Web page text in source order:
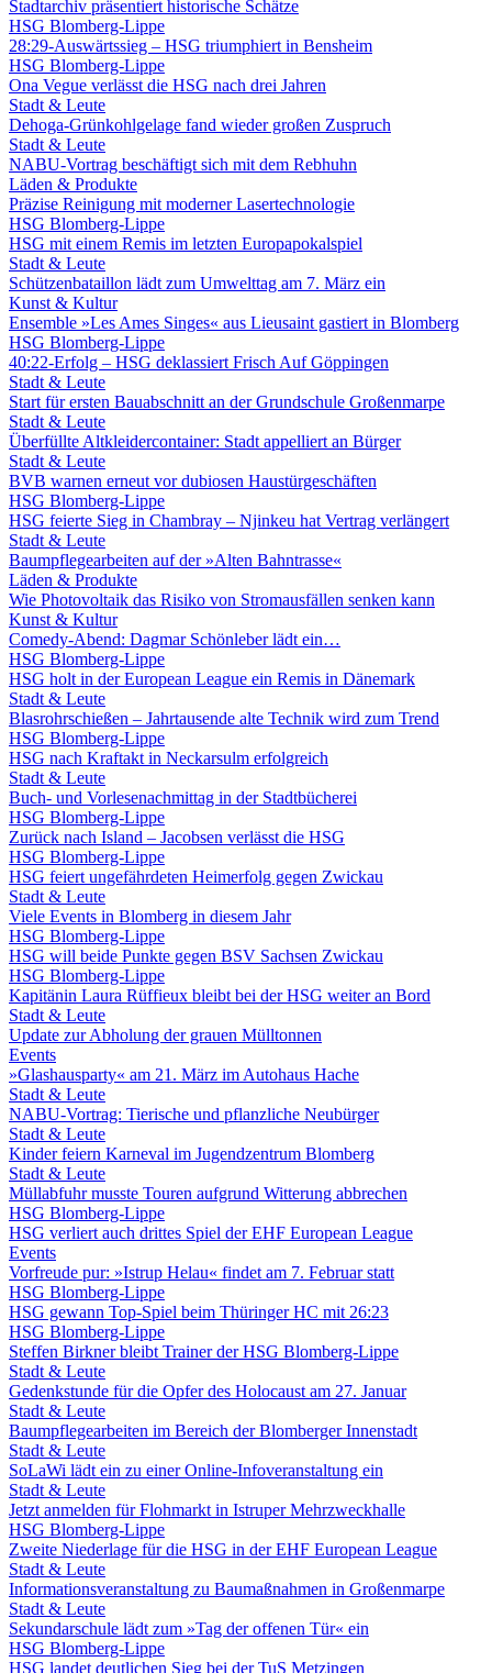
Stadtarchiv präsentiert historische Schätze
HSG Blomberg-Lippe
28:29-Auswärtssieg – HSG triumphiert in Bensheim
HSG Blomberg-Lippe
Ona Vegue verlässt die HSG nach drei Jahren
Stadt & Leute
Dehoga-Grünkohlgelage fand wieder großen Zuspruch
Stadt & Leute
NABU-Vortrag beschäftigt sich mit dem Rebhuhn
Läden & Produkte
Präzise Reinigung mit moderner Lasertechnologie
HSG Blomberg-Lippe
HSG mit einem Remis im letzten Europapokalspiel
Stadt & Leute
Schützenbataillon lädt zum Umwelttag am 7. März ein
Kunst & Kultur
Ensemble »Les Ames Singes« aus Lieusaint gastiert in Blomberg
HSG Blomberg-Lippe
40:22-Erfolg – HSG deklassiert Frisch Auf Göppingen
Stadt & Leute
Start für ersten Bauabschnitt an der Grundschule Großenmarpe
Stadt & Leute
Überfüllte Altkleidercontainer: Stadt appelliert an Bürger
Stadt & Leute
BVB warnen erneut vor dubiosen Haustürgeschäften
HSG Blomberg-Lippe
HSG feierte Sieg in Chambray – Njinkeu hat Vertrag verlängert
Stadt & Leute
Baumpflegearbeiten auf der »Alten Bahntrasse«
Läden & Produkte
Wie Photovoltaik das Risiko von Stromausfällen senken kann
Kunst & Kultur
Comedy-Abend: Dagmar Schönleber lädt ein…
HSG Blomberg-Lippe
HSG holt in der European League ein Remis in Dänemark
Stadt & Leute
Blasrohrschießen – Jahrtausende alte Technik wird zum Trend
HSG Blomberg-Lippe
HSG nach Kraftakt in Neckarsulm erfolgreich
Stadt & Leute
Buch- und Vorlesenachmittag in der Stadtbücherei
HSG Blomberg-Lippe
Zurück nach Island – Jacobsen verlässt die HSG
HSG Blomberg-Lippe
HSG feiert ungefährdeten Heimerfolg gegen Zwickau
Stadt & Leute
Viele Events in Blomberg in diesem Jahr
HSG Blomberg-Lippe
HSG will beide Punkte gegen BSV Sachsen Zwickau
HSG Blomberg-Lippe
Kapitänin Laura Rüffieux bleibt bei der HSG weiter an Bord
Stadt & Leute
Update zur Abholung der grauen Mülltonnen
Events
»Glashausparty« am 21. März im Autohaus Hache
Stadt & Leute
NABU-Vortrag: Tierische und pflanzliche Neubürger
Stadt & Leute
Kinder feiern Karneval im Jugendzentrum Blomberg
Stadt & Leute
Müllabfuhr musste Touren aufgrund Witterung abbrechen
HSG Blomberg-Lippe
HSG verliert auch drittes Spiel der EHF European League
Events
Vorfreude pur: »Istrup Helau« findet am 7. Februar statt
HSG Blomberg-Lippe
HSG gewann Top-Spiel beim Thüringer HC mit 26:23
HSG Blomberg-Lippe
Steffen Birkner bleibt Trainer der HSG Blomberg-Lippe
Stadt & Leute
Gedenkstunde für die Opfer des Holocaust am 27. Januar
Stadt & Leute
Baumpflegearbeiten im Bereich der Blomberger Innenstadt
Stadt & Leute
SoLaWi lädt ein zu einer Online-Infoveranstaltung ein
Stadt & Leute
Jetzt anmelden für Flohmarkt in Istruper Mehrzweckhalle
HSG Blomberg-Lippe
Zweite Niederlage für die HSG in der EHF European League
Stadt & Leute
Informationsveranstaltung zu Baumaßnahmen in Großenmarpe
Stadt & Leute
Sekundarschule lädt zum »Tag der offenen Tür« ein
HSG Blomberg-Lippe
HSG landet deutlichen Sieg bei der TuS Metzingen